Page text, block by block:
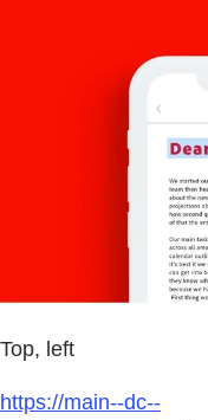
Top, left
https://main--dc--